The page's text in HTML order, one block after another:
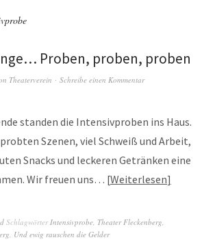
Proben, proben, proben
Theaterverein Schreibe einen Kommentar
standen die Intensivproben ins Haus.
Szenen, viel Schweiß und Arbeit,
Snacks und leckeren Getränken eine
Wir freuen uns… Weiterlesen
SchlagwörterIntensivprobe, Theater Fleckenberg,
, Und ewig rauschen die Gelder